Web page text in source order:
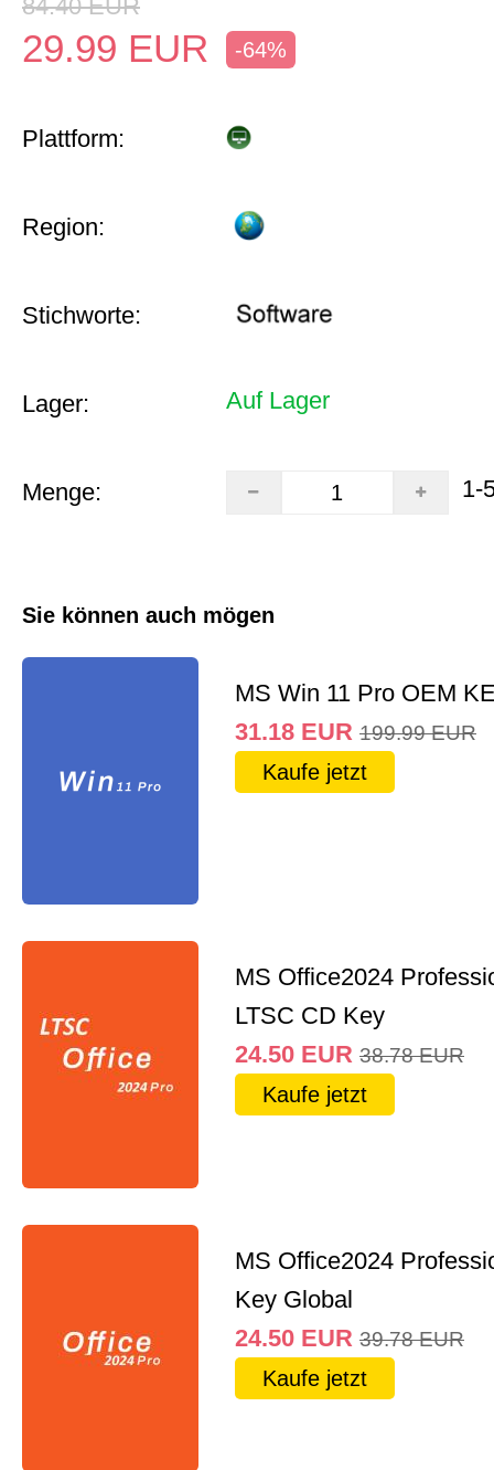
84.40 EUR
29.99 EUR -64%
Plattform:
Region:
Stichworte:
Lager: Auf Lager
Menge: 1-
Sie können auch mögen
MS Win 11 Pro OEM
31.18 EUR 199.99 EUR
Kaufe jetzt
MS Office2024
LTSC CD Key
24.50 EUR 38.78 EUR
Kaufe jetzt
MS Office2024
Key Global
24.50 EUR 39.78 EUR
Kaufe jetzt